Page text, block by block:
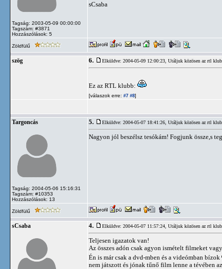
Tagság: 2003-05-09 00:00:00
Tagszám: #3871
Hozzászólások: 5
sCsaba
Zöldfülű
szög 6. Elküldve: 2004-05-09 12:00:23, Utáljuk közösen az rtl
Ez az RTL klubb:
[válaszok erre: #7 #8]
Targoncás
Tagság: 2004-05-06 15:16:31
Tagszám: #10353
Hozzászólások: 13
5. Elküldve: 2004-05-07 18:41:26, Utáljuk közösen az rtl
Nagyon jól beszélsz tesókám! Fogjunk össze,s
Zöldfülű
sCsaba 4. Elküldve: 2004-05-07 11:57:24, Utáljuk közösen az rtl
Teljesen igazatok van!
Az összes adón csak agyon ismételt filmeket
Én is már csak a dvd-mben és a videómban bízok
nem játszott és jónak tűnő film lenne a tévében